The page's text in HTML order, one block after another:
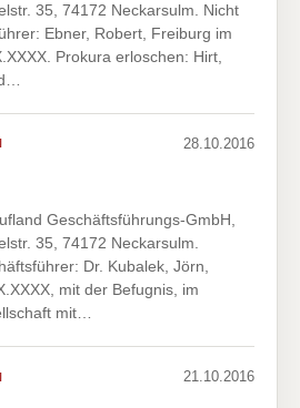
35, 74172 Neckarsulm. Nicht
Ebner, Robert, Freiburg im
Prokura erloschen: Hirt,
28.10.2016
Geschäftsführungs-GmbH,
35, 74172 Neckarsulm.
Dr. Kubalek, Jörn,
mit der Befugnis, im
mit…
21.10.2016